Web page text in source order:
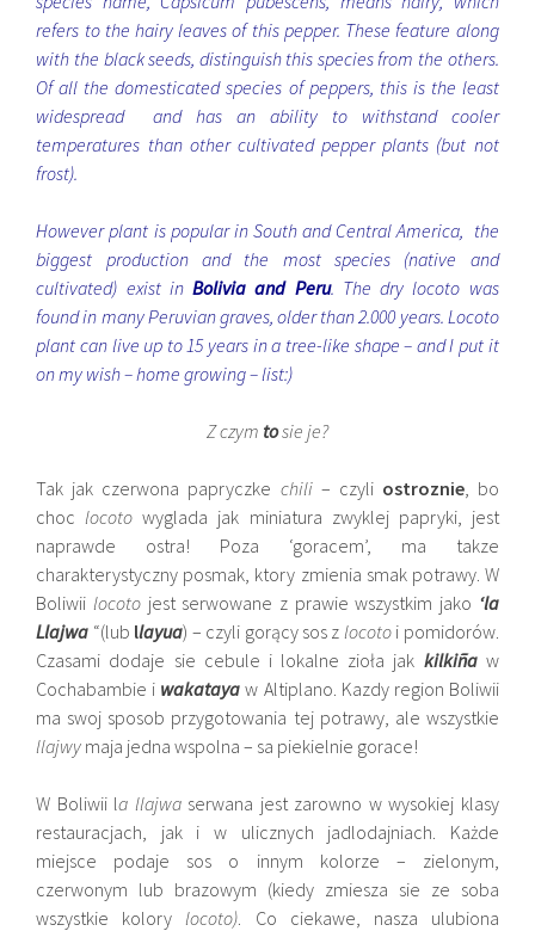
refers to the hairy leaves of this pepper. These feature along
with the black seeds, distinguish this species from the others.
Of all the domesticated species of peppers, this is the least
widespread and has an ability to withstand cooler
temperatures than other cultivated pepper plants (but not
frost).
However plant is popular in South and Central America, the
biggest production and the most species (native and
cultivated) exist inBolivia and Peru. The dry locoto was
found in many Peruvian graves, older than 2.000 years. Locoto
plant can live up to 15 years in a tree-like shape – and I put it
on my wish – home growing – list:)
Z czym tosie je?
Tak jak czerwona papryczke chili– czyli ostroznie, bo
choclocoto wyglada jak miniatura zwyklej papryki, jest
naprawde ostra! Poza ‘goracem’, ma takze
charakterystyczny posmak, ktory zmienia smak potrawy. W
Boliwiilocoto jest serwowane z prawie wszystkim jako ‘la
Llajwa “(lub llayua) – czyli gorący sos z locotoi pomidorów.
Czasami dodaje sie cebule i lokalne zioła jak kilkiñaw
Cochabambie i wakataya w Altiplano. Kazdy region Boliwii
ma swoj sposob przygotowania tej potrawy, ale wszystkie
llajwy maja jedna wspolna – sa piekielnie gorace!
W Boliwii la llajwaserwana jest zarowno w wysokiej klasy
restauracjach, jak i w ulicznych jadlodajniach. Każde
miejsce podaje sos o innym kolorze – zielonym,
czerwonym lub brazowym (kiedy zmiesza sie ze soba
wszystkie kolorylocoto). Co ciekawe, nasza ulubiona